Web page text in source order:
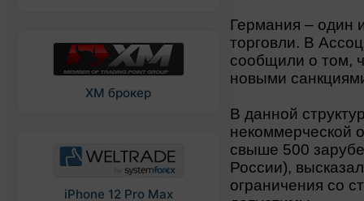
XM брокер
iPhone 12 Pro Max
Германия – один
торговли. В
сообщили о том,
новыми
В данной
некоммерческой
свыше 500
России),
ограничения со